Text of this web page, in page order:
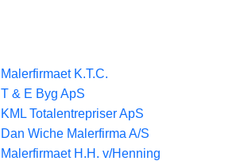
Malerfirmaet K.T.C.
T & E Byg ApS
KML Totalentrepriser ApS
Dan Wiche Malerfirma A/S
Malerfirmaet H.H. v/Henning